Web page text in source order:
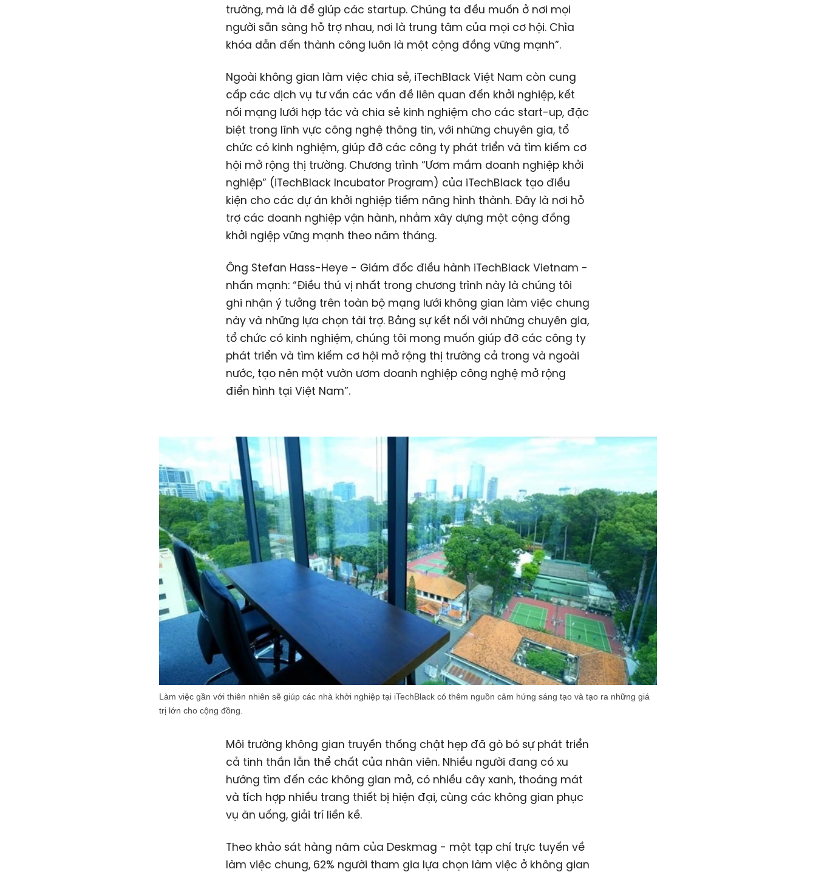
trường, mà là để giúp các startup. Chúng ta đều muốn ở nơi mọi
người sẵn sàng hỗ trợ nhau, nơi là trung tâm của mọi cơ hội. Chìa
khóa dẫn đến thành công luôn là một cộng đồng vững mạnh”.
Ngoài không gian làm việc chia sẻ, iTechBlack Việt Nam còn cung
cấp các dịch vụ tư vấn các vấn đề liên quan đến khởi nghiệp, kết
nối mạng lưới hợp tác và chia sẻ kinh nghiệm cho các start-up, đặc
biệt trong lĩnh vực công nghệ thông tin, với những chuyên gia, tổ
chức có kinh nghiệm, giúp đỡ các công ty phát triển và tìm kiếm cơ
hội mở rộng thị trường. Chương trình “Ươm mầm doanh nghiệp khởi
nghiệp” (iTechBlack Incubator Program) của iTechBlack tạo điều
kiện cho các dự án khởi nghiệp tiềm năng hình thành. Đây là nơi hỗ
trợ các doanh nghiệp vận hành, nhằm xây dựng một cộng đồng
khởi ngiệp vững mạnh theo năm tháng.
Ông Stefan Hass-Heye - Giám đốc điều hành iTechBlack Vietnam -
nhấn mạnh: “Điều thú vị nhất trong chương trình này là chúng tôi
ghi nhận ý tưởng trên toàn bộ mạng lưới không gian làm việc chung
này và những lựa chọn tài trợ. Bằng sự kết nối với những chuyên gia,
tổ chức có kinh nghiệm, chúng tôi mong muốn giúp đỡ các công ty
phát triển và tìm kiếm cơ hội mở rộng thị trường cả trong và ngoài
nước, tạo nên một vườn ươm doanh nghiệp công nghệ mở rộng
điển hình tại Việt Nam”.
Làm việc gần với thiên nhiên sẽ giúp các nhà khởi nghiệp tại iTechBlack có thêm nguồn cảm hứng sáng tạo và tạo ra những giá
trị lớn cho cộng đồng.
Môi trường không gian truyền thống chật hẹp đã gò bó sự phát triển
cả tinh thần lẫn thể chất của nhân viên. Nhiều người đang có xu
hướng tìm đến các không gian mở, có nhiều cây xanh, thoáng mát
và tích hợp nhiều trang thiết bị hiện đại, cùng các không gian phục
vụ ăn uống, giải trí liền kề.
Theo khảo sát hàng năm của Deskmag - một tạp chí trực tuyến về
làm việc chung, 62% người tham gia lựa chọn làm việc ở không gian